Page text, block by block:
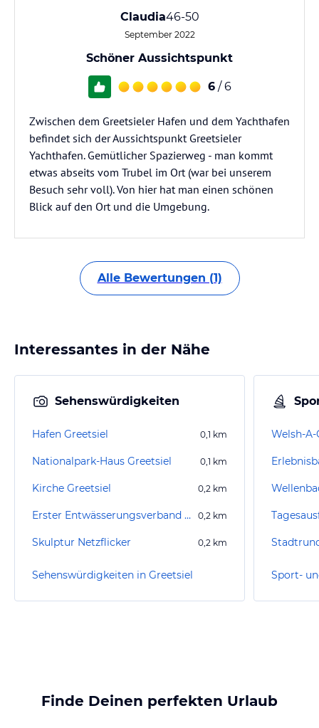
Claudia46-50
September 2022
Schöner Aussichtspunkt
6 / 6
Zwischen dem Greetsieler Hafen und dem Yachthafen
befindet sich der Aussichtspunkt Greetsieler
Yachthafen. Gemütlicher Spazierweg - man kommt
etwas abseits vom Trubel im Ort (war bei unserem
Besuch sehr voll). Von hier hat man einen schönen
Blick auf den Ort und die Umgebung.
Alle Bewertungen (1)
Interessantes in der Nähe
Sehenswürdigkeiten
Hafen Greetsiel 0,1 km
Nationalpark-Haus Greetsiel 0,1 km
Kirche Greetsiel 0,2 km
Erster Entwässerungsverband Emden Schöpfwerk 0,2 km
Skulptur Netzflicker 0,2 km
Sehenswürdigkeiten in Greetsiel
Welsh-
Finde Deinen perfekten Urlaub